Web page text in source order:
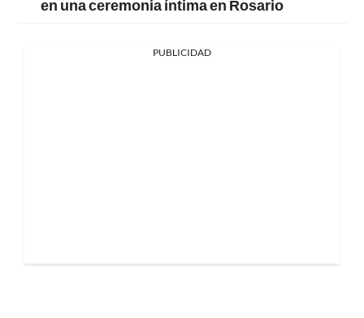
en una ceremonia íntima en Rosario
PUBLICIDAD